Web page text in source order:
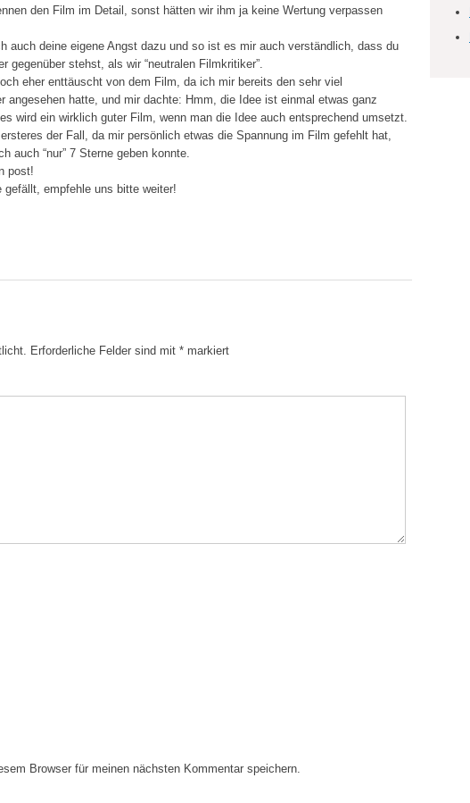
den Film im Detail, sonst hätten wir ihm ja keine Wertung verpassen
auch deine eigene Angst dazu und so ist es mir auch verständlich, dass du
gegenüber stehst, als wir “neutralen Filmkritiker”.
eher enttäuscht von dem Film, da ich mir bereits den sehr viel
angesehen hatte, und mir dachte: Hmm, die Idee ist einmal etwas ganz
wird ein wirklich guter Film, wenn man die Idee auch entsprechend umsetzt.
der Fall, da mir persönlich etwas die Spannung im Film gefehlt hat,
auch “nur” 7 Sterne geben konnte.
post!
gefällt, empfehle uns bitte weiter!
Erforderliche Felder sind mit * markiert
Browser für meinen nächsten Kommentar speichern.